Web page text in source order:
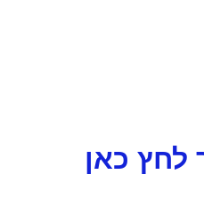
לחץ כאן